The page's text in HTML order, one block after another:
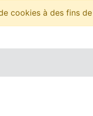
cookies à des fins